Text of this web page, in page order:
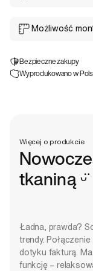
Możliwość
Bezpieczne zakupy
Wyprodukowano w
Więcej o produkcie
tkaniną ᵕ̈
Ładna, prawda?
trendy.
dotyku fakturą.
funkcję –